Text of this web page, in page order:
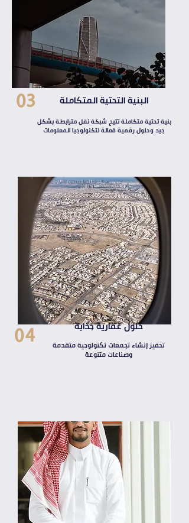
البنية التحتية المتكاملة
بنية تحتية متكاملة تتيح شبكة نقل مترابطة بشكل
جيد وحلول رقمية فعالة لتكنولوجيا المعلومات
03
حلول عقارية جذابة
تحفيز إنشاء تجمعات تكنولوجية متقدمة
وصناعات متنوعة
04